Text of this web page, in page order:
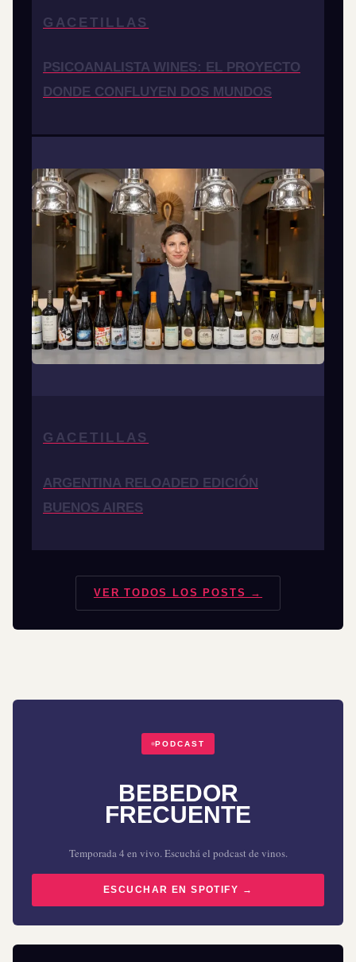
GACETILLAS
PSICOANALISTA WINES: EL PROYECTO
DONDE CONFLUYEN DOS MUNDOS
GACETILLAS
ARGENTINA RELOADED EDICIÓN
BUENOS AIRES
VER TODOS LOS POSTS →
PODCAST
BEBEDOR
FRECUENTE
Temporada 4 en vivo. Escuchá el podcast de vinos.
ESCUCHAR EN SPOTIFY →